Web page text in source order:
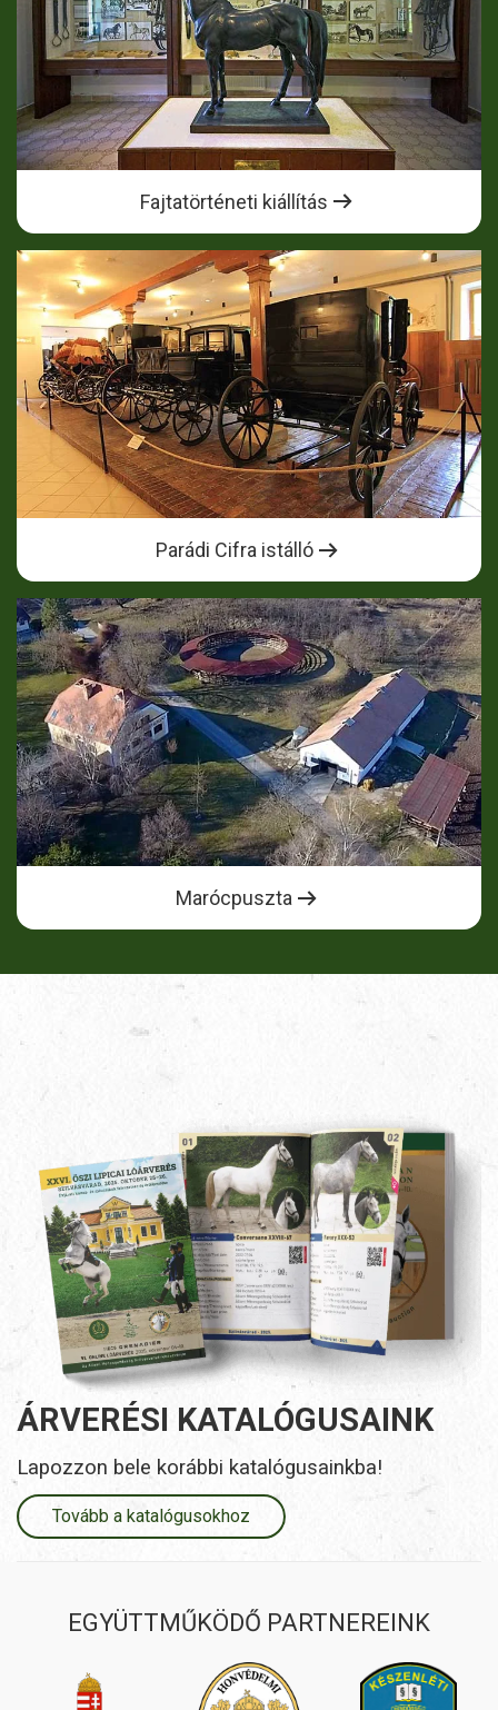
Fajtatörténeti kiállítás
Parádi Cifra istálló
Marócpuszta
ÁRVERÉSI KATALÓGUSAINK
Lapozzon bele korábbi katalógusainkba!
Tovább a katalógusokhoz
EGYÜTTMŰKÖDŐ PARTNEREINK